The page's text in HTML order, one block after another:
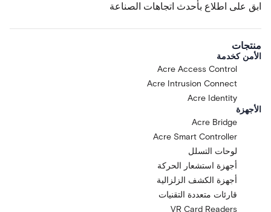
ابق على اطلاع بأحدث اتجاهات الصناعة
منتجات
الأمن كخدمة
Acre Access Control
Acre Intrusion Connect
Acre Identity
الأجهزة
Acre Bridge
Acre Smart Controller
لوحات التسلل
أجهزة استشعار الحركة
أجهزة الكشف الزلزالية
قارئات متعددة التقنيات
VR Card Readers